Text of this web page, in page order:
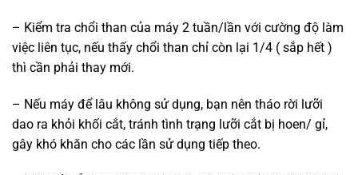
– Kiểm tra chổi than của máy 2 tuần/lần với cường độ làm
việc liên tục, nếu thấy chổi than chỉ còn lại 1/4 ( sắp hết )
thì cần phải thay mới.
– Nếu máy để lâu không sử dụng, bạn nên tháo rời lưỡi
dao ra khỏi khối cắt, tránh tình trạng lưỡi cắt bị hoen/ gỉ,
gây khó khăn cho các lần sử dụng tiếp theo.